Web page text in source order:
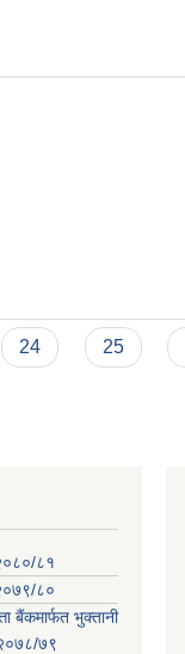
24 25
२०८०/८१
२०७९/८०
बैंकमार्फत भुक्तानी
७९